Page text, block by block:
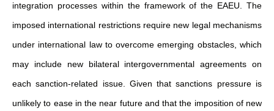
integration processes within the framework of the EAEU. The
imposed international restrictions require new legal mechanisms
under international law to overcome emerging obstacles, which
may include new bilateral intergovernmental agreements on
each sanction-related issue. Given that sanctions pressure is
unlikely to ease in the near future and that the imposition of new